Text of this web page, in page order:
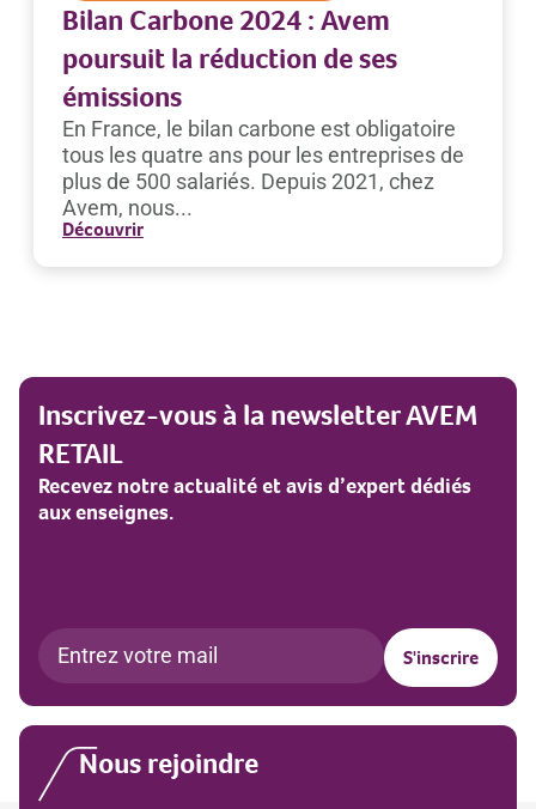
Bilan Carbone 2024 : Avem
poursuit la réduction de ses
émissions
En France, le bilan carbone est obligatoire
tous les quatre ans pour les entreprises de
plus de 500 salariés. Depuis 2021, chez
Avem, nous...
Découvrir
Inscrivez-vous à la newsletter AVEM
RETAIL
Recevez notre actualité et avis d’expert dédiés
aux enseignes.
Nous rejoindre